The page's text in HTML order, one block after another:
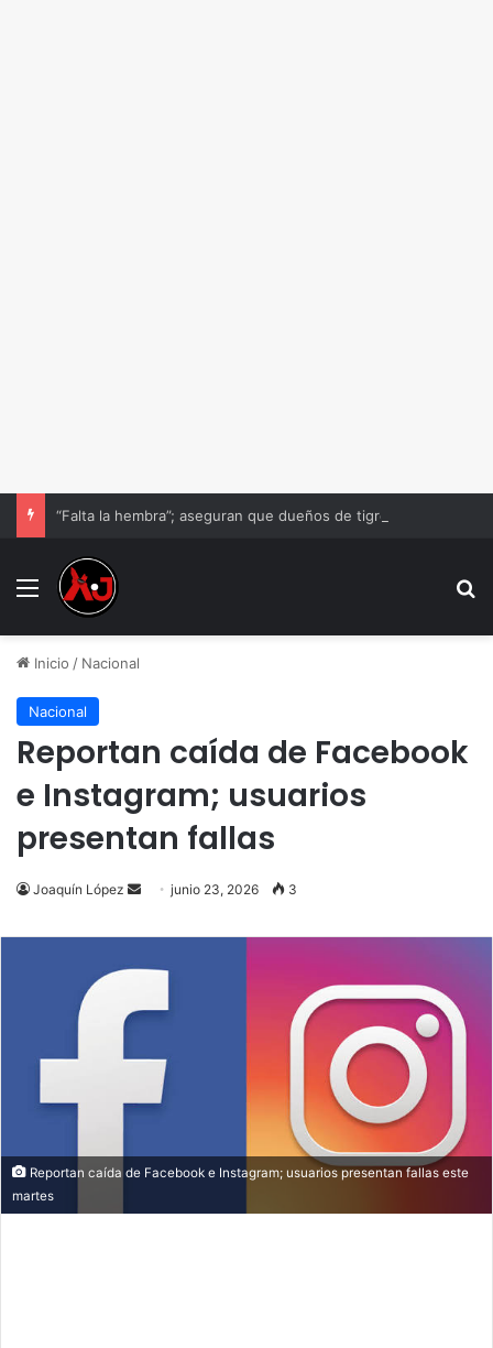
Menu
Inicio / Nacional
Nacional
Reportan caída de Facebook
e Instagram; usuarios
presentan fallas
Joaquín López
Send
email
junio 23, 2026 3
Reportan caída de Facebook e Instagram; usuarios presentan fallas este
martes